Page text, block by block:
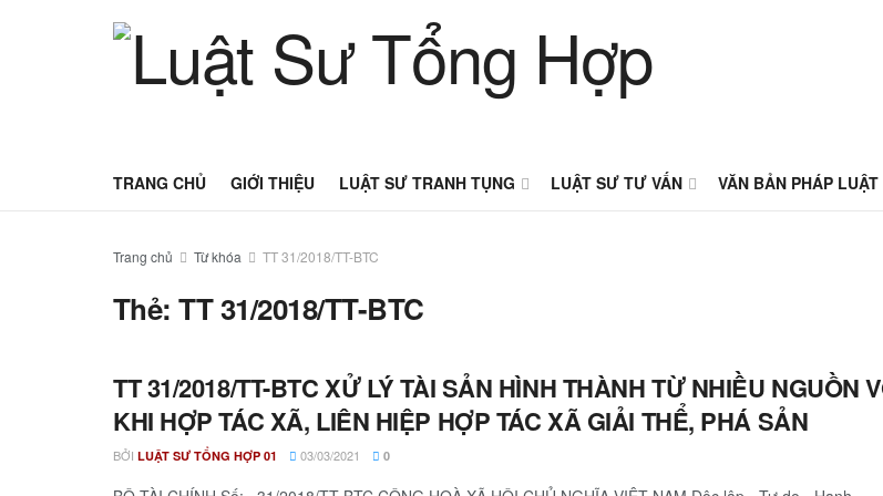
TRANG CHỦ GIỚI THIỆU LUẬT SƯ TRANH TỤNG LUẬT SƯ TƯ VẤN VĂN BẢN PHÁP LUẬT
Trang chủ Từ khóa TT 31/2018/TT-BTC
Thẻ:TT 31/2018/TT-BTC
TT 31/2018/TT-BTC XỬ LÝ TÀI SẢN HÌNH THÀNH TỪ NHIỀU NGUỒN
KHI HỢP TÁC XÃ, LIÊN HIỆP HỢP TÁC XÃ GIẢI THỂ, PHÁ SẢN
BỞI LUẬT SƯ TỔNG HỢP 01 03/03/2021 0